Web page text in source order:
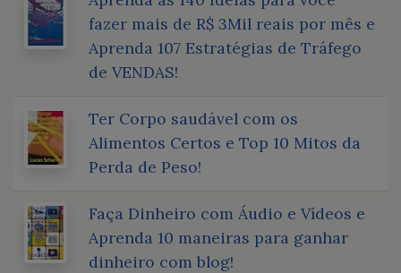
fazer mais de R$ 3Mil reais por mês e
Aprenda 107 Estratégias de Tráfego
de VENDAS!
Ter Corpo saudável com os
Alimentos Certos e Top 10 Mitos da
Perda de Peso!
Faça Dinheiro com Áudio e Vídeos e
Aprenda 10 maneiras para ganhar
dinheiro com blog!